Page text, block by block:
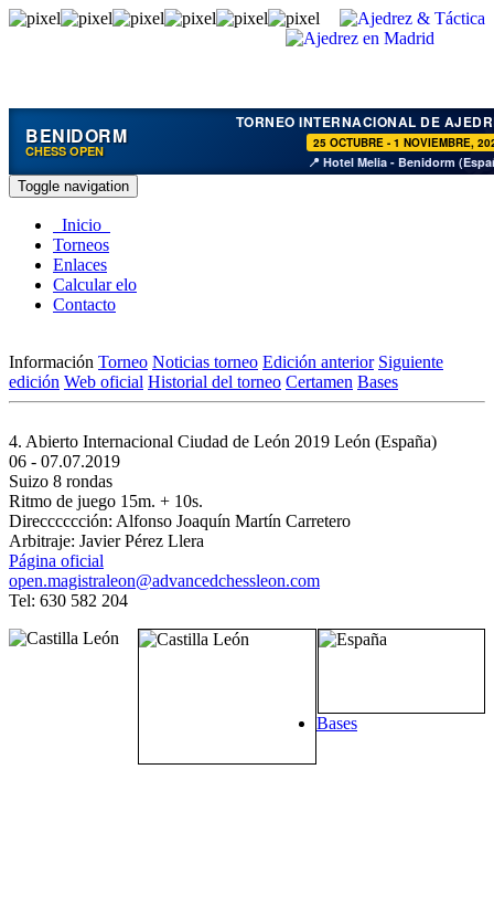
BENIDORM
CHESS OPEN
TORNEO INTERNACIONAL DE
25 OCTUBRE - 1 NOVIEMBRE,
📍 Hotel Melia - Benidorm
Toggle navigation
Inicio
Torneos
Enlaces
Calcular elo
Contacto
Información Torneo Noticias torneo Edición anterior Siguiente
edición Web oficial Historial del torneo Certamen Bases
4. Abierto Internacional Ciudad de León 2019 León (España)
06 - 07.07.2019
Suizo 8 rondas
Ritmo de juego 15m. + 10s.
Direcccccción: Alfonso Joaquín Martín Carretero
Arbitraje: Javier Pérez Llera
Página oficial
open.magistraleon@advancedchessleon.com
Tel: 630 582 204
Bases